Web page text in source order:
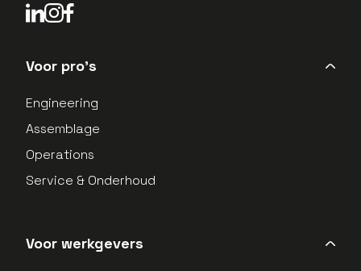
Voor pro's
Engineering
Assemblage
Operations
Service & Onderhoud
Voor werkgevers